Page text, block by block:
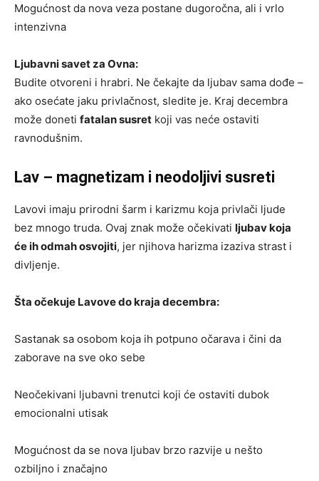
Mogućnost da nova veza postane dugoročna, ali i vrlo
intenzivna
Ljubavni savet za Ovna:
Budite otvoreni i hrabri. Ne čekajte da ljubav sama dođe –
ako osećate jaku privlačnost, sledite je. Kraj decembra
može doneti fatalan susret koji vas neće ostaviti
ravnodušnim.
Lav – magnetizam i neodoljivi susreti
Lavovi imaju prirodni šarm i karizmu koja privlači ljude
bez mnogo truda. Ovaj znak može očekivati ljubav koja
će ih odmah osvojiti, jer njihova harizma izaziva strast i
divljenje.
Šta očekuje Lavove do kraja decembra:
Sastanak sa osobom koja ih potpuno očarava i čini da
zaborave na sve oko sebe
Neočekivani ljubavni trenutci koji će ostaviti dubok
emocionalni utisak
Mogućnost da se nova ljubav brzo razvije u nešto
ozbiljno i značajno